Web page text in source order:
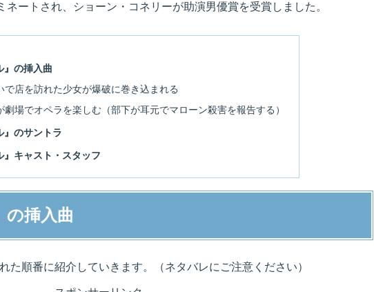
ートされ、ショーン・コネリーが助演男優賞を受賞しました。
』の挿入曲
で店を訪れた少女が爆破に巻き込まれる
劇場でオペラを楽しむ（部下が耳元でマローン殺害を報告する）
』のサントラ
』キャスト・スタッフ
の挿入曲
た順番に紹介していきます。（ネタバレにご注意ください）